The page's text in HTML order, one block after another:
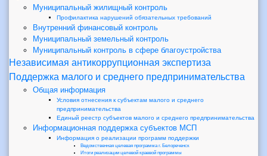
Муниципальный жилищный контроль
Профилактика нарушений обязательных требований
Внутренний финансовый контроль
Муниципальный земельный контроль
Муниципальный контроль в сфере благоустройства
Независимая антикоррупционная экспертиза
Поддержка малого и среднего предпринимательства
Общая информация
Условия отнесения к субъектам малого и среднего
предпринимательства
Единый реестр субъектов малого и среднего предпринимательства
Информационная поддержка субъектов МСП
Информация о реализации программ поддержки
Ведомственная целевая программа г. Белореченск
Итоги реализации целевой краевой программы